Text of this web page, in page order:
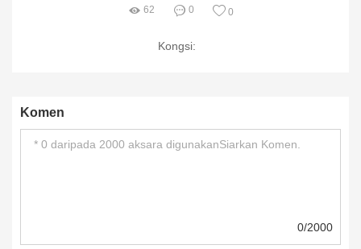
62 0 0
Kongsi:
Komen
0/2000